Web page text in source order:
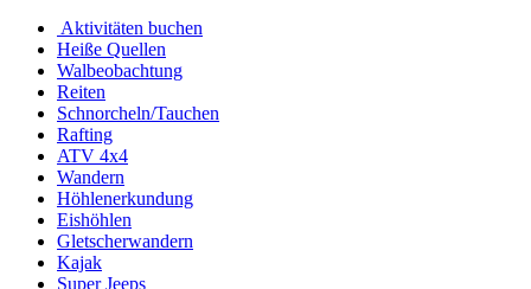
Aktivitäten buchen
Heiße Quellen
Walbeobachtung
Reiten
Schnorcheln/Tauchen
Rafting
ATV 4x4
Wandern
Höhlenerkundung
Eishöhlen
Gletscherwandern
Kajak
Super Jeeps